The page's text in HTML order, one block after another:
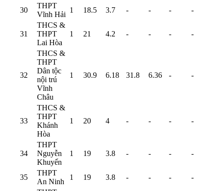
30
THPT
Vĩnh Hải
1 18.5 3.7 - - - -
31
THCS &
THPT
Lai Hòa
1 21 4.2 - - - -
32
THCS &
THPT
Dân tộc
nội trú
Vĩnh
Châu
1 30.9 6.18 31.8 6.36 - -
33
THCS &
THPT
Khánh
Hòa
1 20 4 - - - -
34
THPT
Nguyễn
Khuyến
1 19 3.8 - - - -
35
THPT
An Ninh
1 19 3.8 - - -
-